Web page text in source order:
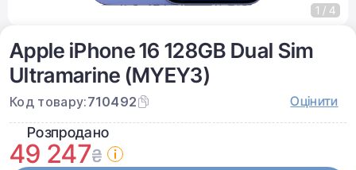
Apple iPhone 16 128GB Dual Sim
Ultramarine (MYEY3)
Код товару:710492 Оцінити
Розпродано
49 247₴
1 / 4